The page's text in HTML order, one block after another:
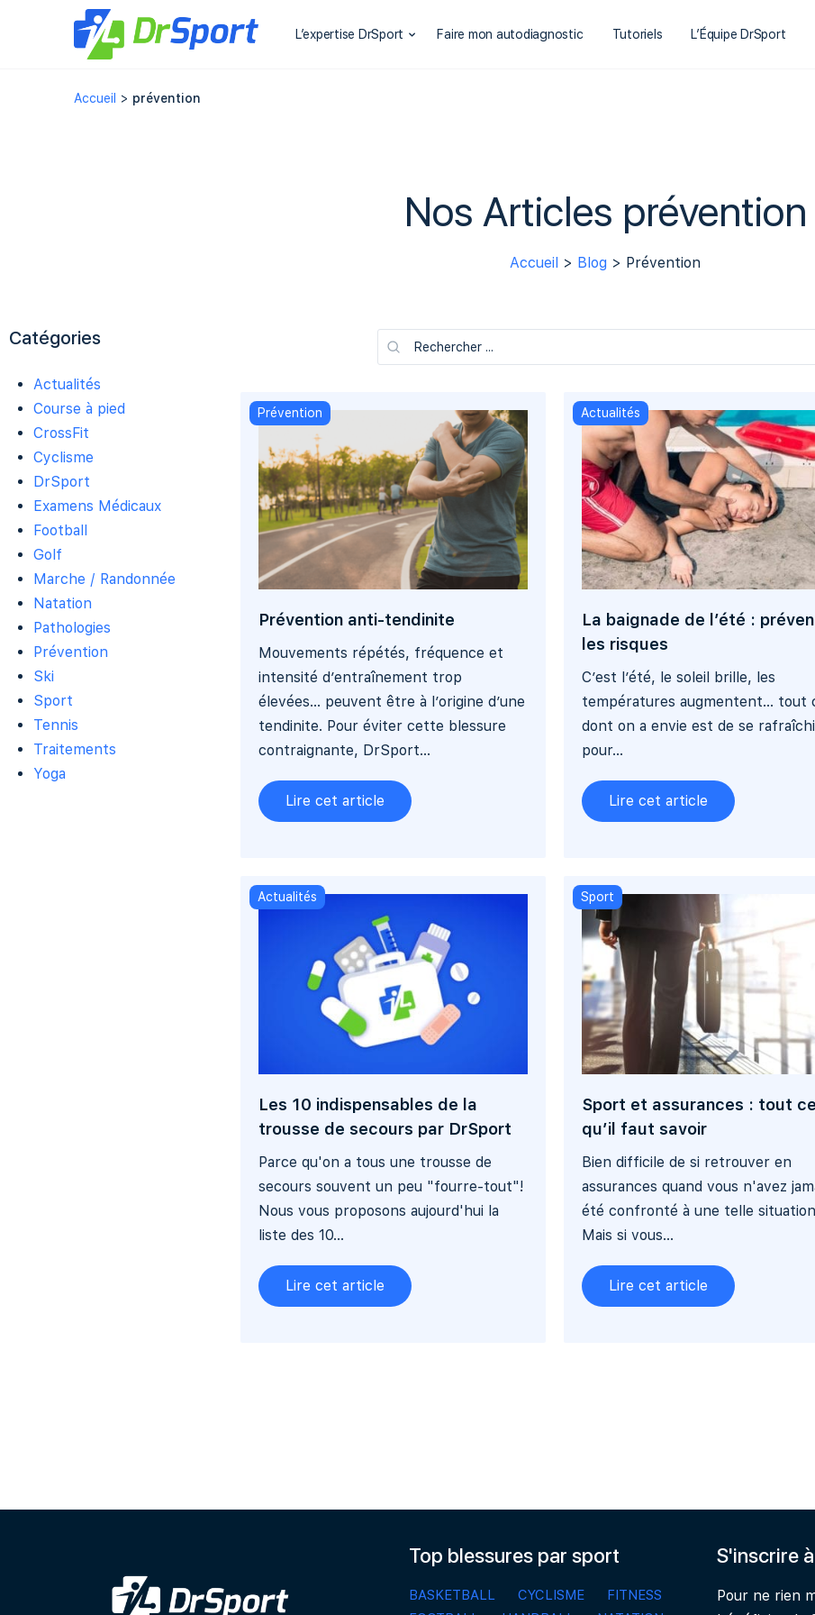
L’expertise DrSport Faire mon autodiagnostic Tutoriels L’Équipe DrSport
Accueil > prévention
Nos Articles prévention
Accueil > Blog > Prévention
Catégories
Actualités
Course à pied
CrossFit
Cyclisme
DrSport
Examens Médicaux
Football
Golf
Marche / Randonnée
Natation
Pathologies
Prévention
Ski
Sport
Tennis
Traitements
Yoga
Prévention
Prévention anti-tendinite
Mouvements répétés, fréquence et
intensité d’entraînement trop
élevées… peuvent être à l’origine d’une
tendinite. Pour éviter cette blessure
contraignante, DrSport...
Lire cet article
Actualités
La baignade de l’été :
les risques
C’est l’été, le soleil brille, les
températures augmentent… tout
dont on a envie est de se
pour...
Lire cet article
Actualités
Les 10 indispensables de la
trousse de secours par DrSport
Parce qu'on a tous une trousse de
secours souvent un peu "fourre-tout"!
Nous vous proposons aujourd'hui la
liste des 10...
Lire cet article
Sport
Sport et assurances : tout ce
qu’il faut savoir
Bien difficile de si retrouver en
assurances quand vous n'avez
été confronté à une telle
Mais si vous...
Lire cet article
Top blessures par sport
BASKETBALL CYCLISME
FITNESS
S'inscrire
Pour ne rien